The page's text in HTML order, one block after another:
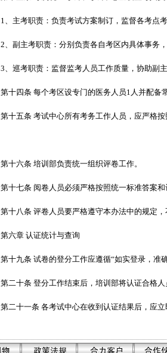
1、主考职责：负责考试方案制订，监督各考点
2、副主考职责：分别负责各自考区内具体事务
3、巡考职责：监督监考人员工作质量，协助副
第十四条 每个考区设专门的医务人员1人并配备
第十五条 考试中心所有考务工作人员，应严格
第十六条 培训部负责统一组织评卷工作。
第十七条 阅卷人员必须严格按照统一标准答案
第十八条 评卷人员要严格遵守本办法中的规定
第六章 认证统计与查询
第十九条 试卷的登分工作应遵循“如实登录，准
第二十条 登分工作结束后，培训部将认证合格
第二十一条 各考试中心在收到认证结果后，应